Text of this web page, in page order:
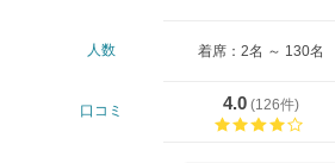
人数 着席：2名 ～ 130名
口コミ 4.0 (126件)